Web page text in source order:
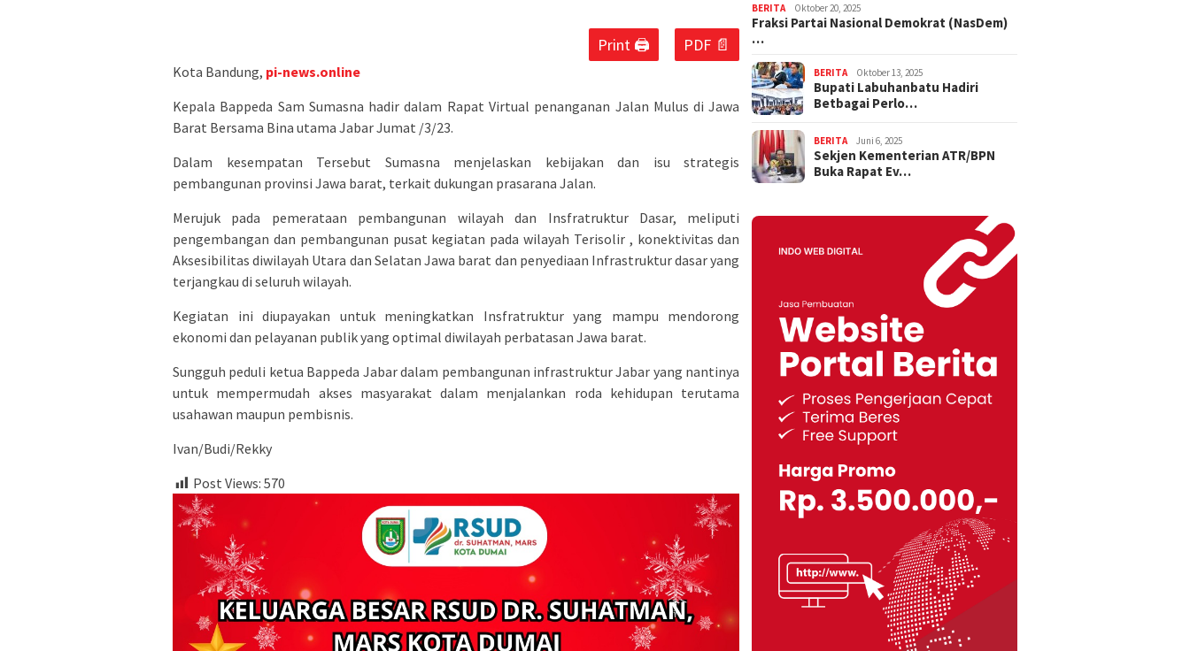
Print 🖨 PDF 📄
Kota Bandung, pi-news.online
Kepala Bappeda Sam Sumasna hadir dalam Rapat Virtual penanganan Jalan Mulus di Jawa
Barat Bersama Bina utama Jabar Jumat /3/23.
Dalam kesempatan Tersebut Sumasna menjelaskan kebijakan dan isu strategis
pembangunan provinsi Jawa barat, terkait dukungan prasarana Jalan.
Merujuk pada pemerataan pembangunan wilayah dan Insfratruktur Dasar, meliputi
pengembangan dan pembangunan pusat kegiatan pada wilayah Terisolir , konektivitas dan
Aksesibilitas diwilayah Utara dan Selatan Jawa barat dan penyediaan Infrastruktur dasar yang
terjangkau di seluruh wilayah.
Kegiatan ini diupayakan untuk meningkatkan Insfratruktur yang mampu mendorong
ekonomi dan pelayanan publik yang optimal diwilayah perbatasan Jawa barat.
Sungguh peduli ketua Bappeda Jabar dalam pembangunan infrastruktur Jabar yang nantinya
untuk mempermudah akses masyarakat dalam menjalankan roda kehidupan terutama
usahawan maupun pembisnis.
Ivan/Budi/Rekky
Post Views: 570
BERITA Oktober 20, 2025
Fraksi Partai Nasional Demokrat (NasDem)
…
BERITA Oktober 13, 2025
Bupati Labuhanbatu Hadiri
Betbagai Perlo…
BERITA Juni 6, 2025
Sekjen Kementerian ATR/BPN
Buka Rapat Ev…